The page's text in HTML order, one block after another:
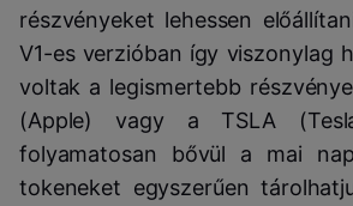
részvényeket lehessen
V1-es verzióban így viszonylag
voltak a legismertebb
(Apple) vagy a TSLA
folyamatosan bővül a mai
tokeneket egyszerűen